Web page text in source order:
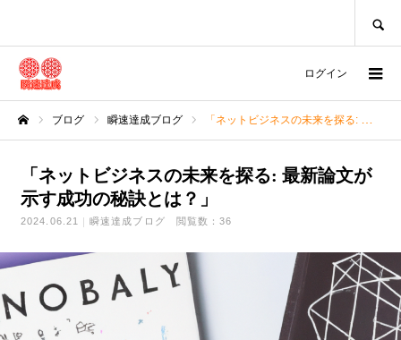
ログイン
ブログ 瞬速達成ブログ 「ネットビジネスの未来を探る: 最新論文が示す成功の秘訣とは？」
「ネットビジネスの未来を探る: 最新論文が
示す成功の秘訣とは？」
2024.06.21 瞬速達成ブログ 閲覧数：36